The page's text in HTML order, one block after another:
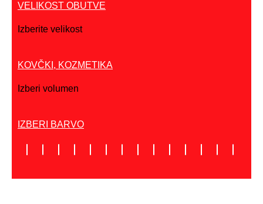
VELIKOST OBUTVE
Izberite velikost
KOVČKI, KOZMETIKA
Izberi volumen
IZBERI BARVO